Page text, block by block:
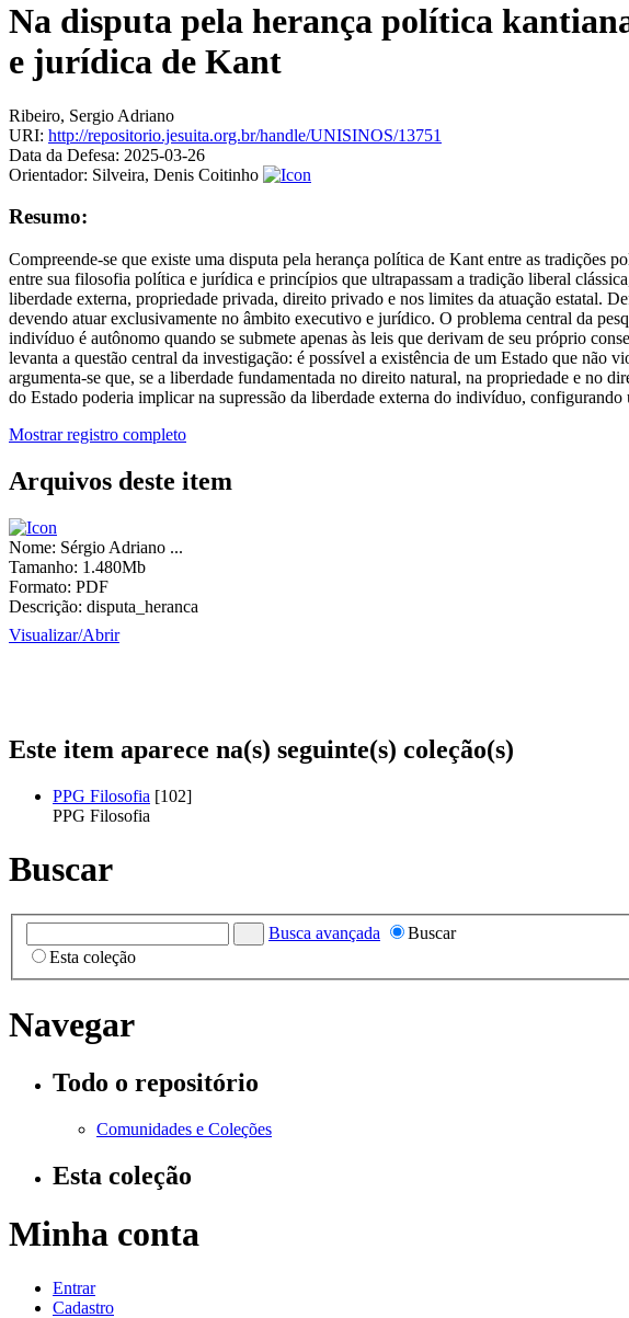
Na disputa pela herança política
e jurídica de Kant
Ribeiro, Sergio Adriano
URI: http://repositorio.jesuita.org.br/handle/UNISINOS/13751
Data da Defesa: 2025-03-26
Orientador: Silveira, Denis Coitinho
Resumo:
Compreende-se que existe uma disputa pela herança política de Kant entre as tradições
entre sua filosofia política e jurídica e princípios que ultrapassam a tradição liberal
liberdade externa, propriedade privada, direito privado e nos limites da atuação estatal.
devendo atuar exclusivamente no âmbito executivo e jurídico. O problema central da
indivíduo é autônomo quando se submete apenas às leis que derivam de seu próprio
levanta a questão central da investigação: é possível a existência de um Estado que não
argumenta-se que, se a liberdade fundamentada no direito natural, na propriedade e no
do Estado poderia implicar na supressão da liberdade externa do indivíduo,
Mostrar registro completo
Arquivos deste item
Nome: Sérgio Adriano ...
Tamanho: 1.480Mb
Formato: PDF
Descrição: disputa_heranca
Visualizar/Abrir
Este item aparece na(s) seguinte(s) coleção(s)
PPG Filosofia [102]
PPG Filosofia
Buscar
Busca avançada
Buscar
Esta coleção
Navegar
Todo o repositório
Comunidades e Coleções
Esta coleção
Minha conta
Entrar
Cadastro